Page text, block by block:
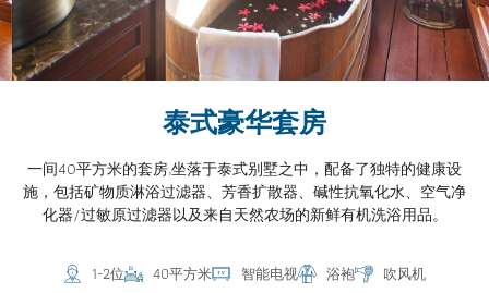
泰式豪华套房
一间40平方米的套房,坐落于泰式别墅之中，配备了独特的健康设
施，包括矿物质淋浴过滤器、芳香扩散器、碱性抗氧化水、空气净
化器/过敏原过滤器以及来自天然农场的新鲜有机洗浴用品。
1-2位 40平方米 智能电视 浴袍 吹风机